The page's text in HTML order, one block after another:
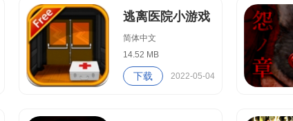
逃离医院小游戏
简体中文
14.52 MB
下载 2022-05-04